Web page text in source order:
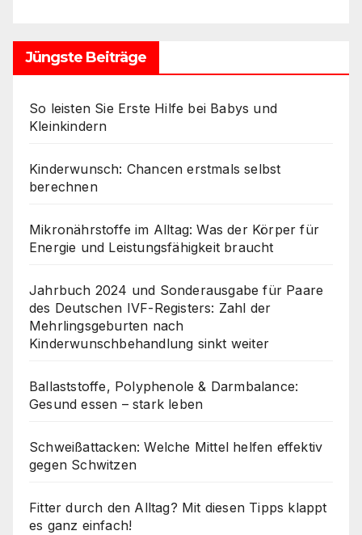
Jüngste Beiträge
So leisten Sie Erste Hilfe bei Babys und
Kleinkindern
Kinderwunsch: Chancen erstmals selbst
berechnen
Mikronährstoffe im Alltag: Was der Körper für
Energie und Leistungsfähigkeit braucht
Jahrbuch 2024 und Sonderausgabe für Paare
des Deutschen IVF-Registers: Zahl der
Mehrlingsgeburten nach
Kinderwunschbehandlung sinkt weiter
Ballaststoffe, Polyphenole & Darmbalance:
Gesund essen – stark leben
Schweißattacken: Welche Mittel helfen effektiv
gegen Schwitzen
Fitter durch den Alltag? Mit diesen Tipps klappt
es ganz einfach!